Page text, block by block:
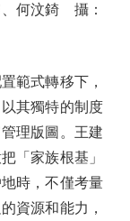
何汶錡 攝：
範式轉移下，
其獨特的制度
理版圖。王建
「家族根基」
時，不僅考量
資源和能力，